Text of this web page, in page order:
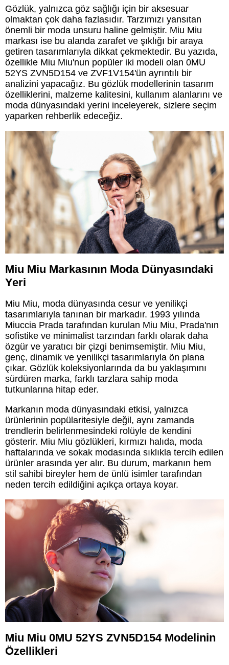
Gözlük, yalnızca göz sağlığı için bir aksesuar
olmaktan çok daha fazlasıdır. Tarzımızı yansıtan
önemli bir moda unsuru haline gelmiştir. Miu Miu
markası ise bu alanda zarafet ve şıklığı bir araya
getiren tasarımlarıyla dikkat çekmektedir. Bu yazıda,
özellikle Miu Miu'nun popüler iki modeli olan 0MU
52YS ZVN5D154 ve ZVF1V154'ün ayrıntılı bir
analizini yapacağız. Bu gözlük modellerinin tasarım
özelliklerini, malzeme kalitesini, kullanım alanlarını ve
moda dünyasındaki yerini inceleyerek, sizlere seçim
yaparken rehberlik edeceğiz.
Miu Miu Markasının Moda Dünyasındaki
Yeri
Miu Miu, moda dünyasında cesur ve yenilikçi
tasarımlarıyla tanınan bir markadır. 1993 yılında
Miuccia Prada tarafından kurulan Miu Miu, Prada'nın
sofistike ve minimalist tarzından farklı olarak daha
özgür ve yaratıcı bir çizgi benimsemiştir. Miu Miu,
genç, dinamik ve yenilikçi tasarımlarıyla ön plana
çıkar. Gözlük koleksiyonlarında da bu yaklaşımını
sürdüren marka, farklı tarzlara sahip moda
tutkunlarına hitap eder.
Markanın moda dünyasındaki etkisi, yalnızca
ürünlerinin popülaritesiyle değil, aynı zamanda
trendlerin belirlenmesindeki rolüyle de kendini
gösterir. Miu Miu gözlükleri, kırmızı halıda, moda
haftalarında ve sokak modasında sıklıkla tercih edilen
ürünler arasında yer alır. Bu durum, markanın hem
stil sahibi bireyler hem de ünlü isimler tarafından
neden tercih edildiğini açıkça ortaya koyar.
Miu Miu 0MU 52YS ZVN5D154 Modelinin
Özellikleri